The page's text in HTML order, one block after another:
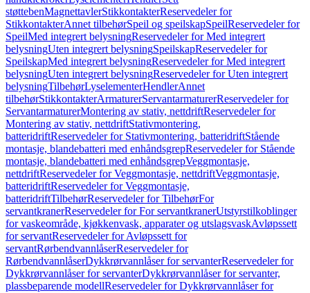
støttebenMagnettavlerStikkontakterReservedeler for
StikkontakterAnnet tilbehørSpeil og speilskapSpeilReservedeler for
SpeilMed integrert belysningReservedeler for Med integrert
belysningUten integrert belysningSpeilskapReservedeler for
SpeilskapMed integrert belysningReservedeler for Med integrert
belysningUten integrert belysningReservedeler for Uten integrert
belysningTilbehørLyselementerHendlerAnnet
tilbehørStikkontakterArmaturerServantarmaturerReservedeler for
ServantarmaturerMontering av stativ, nettdriftReservedeler for
Montering av stativ, nettdriftStativmontering,
batteridriftReservedeler for Stativmontering, batteridriftStående
montasje, blandebatteri med enhåndsgrepReservedeler for Stående
montasje, blandebatteri med enhåndsgrepVeggmontasje,
nettdriftReservedeler for Veggmontasje, nettdriftVeggmontasje,
batteridriftReservedeler for Veggmontasje,
batteridriftTilbehørReservedeler for TilbehørFor
servantkranerReservedeler for For servantkranerUtstyrstilkoblinger
for vaskeområde, kjøkkenvask, apparater og utslagsvaskAvløpssett
for servantReservedeler for Avløpssett for
servantRørbendvannlåserReservedeler for
RørbendvannlåserDykkrørvannlåser for servanterReservedeler for
Dykkrørvannlåser for servanterDykkrørvannlåser for servanter,
plassbeparende modellReservedeler for Dykkrørvannlåser for